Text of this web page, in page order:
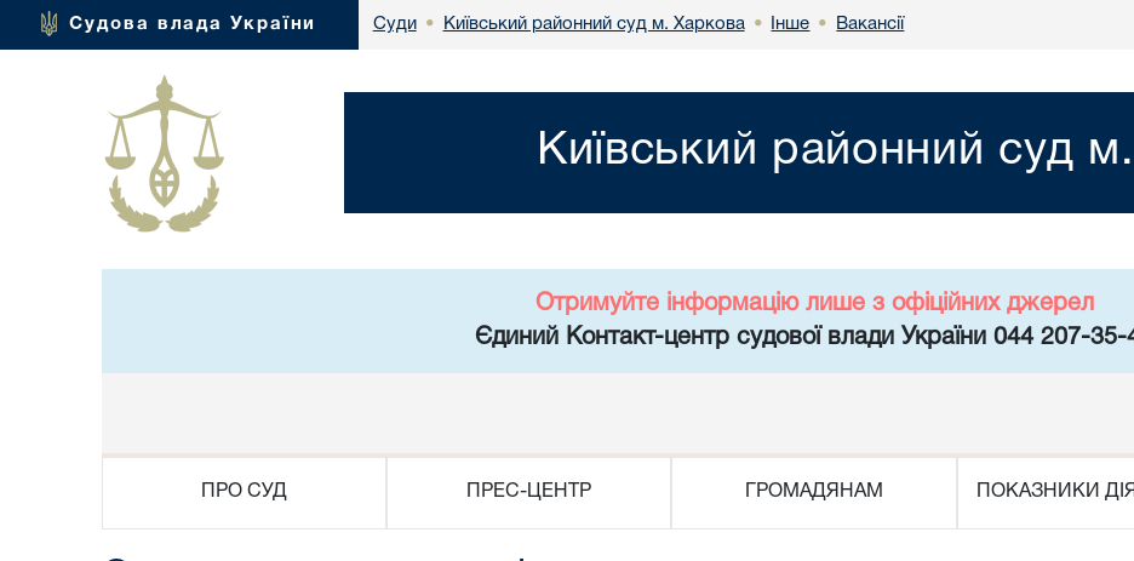
Судова влада України Суди • Київський районний суд м. Харкова • Інше • Вакансії
Київський районний суд
Отримуйте інформацію лише з офіційних джерел
Єдиний Контакт-центр судової влади України 044 207-35-
ПРО СУД ПРЕС-ЦЕНТР ГРОМАДЯНАМ ПОКАЗНИКИ